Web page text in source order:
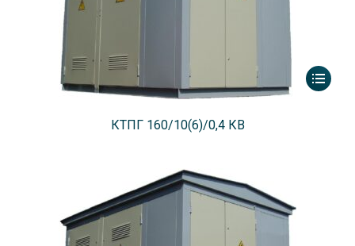
КТПГ 160/10(6)/0,4 КВ